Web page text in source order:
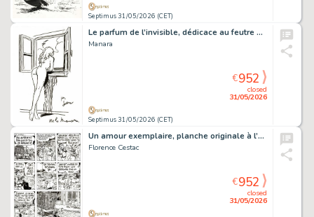
Septimus 31/05/2026 (CET)
Le parfum de l’invisible, dédicace au feutre fin sur feuille libre.
Manara
Septimus 31/05/2026 (CET)
closed
31/05/2026
€952
Un amour exemplaire, planche originale à l’encre de chine.
Florence Cestac
closed
31/05/2026
€952